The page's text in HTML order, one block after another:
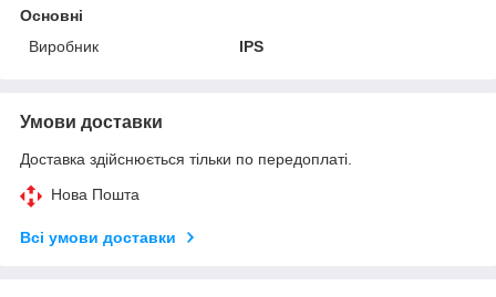
Основні
Виробник
IPS
Умови доставки
Доставка здійснюється тільки по передоплаті.
Нова Пошта
Всі умови доставки